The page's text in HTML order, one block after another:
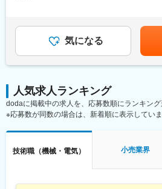
名（男性6名・女性2名）のエンジニ
途入社。
20代の社員から豊富な知識を持つベ
みで、残業も少ないから働きやすい
活躍できる環境で仕事を楽しめます。
変更の範囲：会社の定める業務
・保守計画の立案
・進捗管理
部の設備責任者として、全事業所の
予定です。
休暇やﾊﾞｰｽﾃﾞｲ休日の制度も整って
また、会社としてコンプライアンス
り：夜勤担当の方には25％割り増し
までも目安の金額であり、選考を通
す。月給(月額)は固定手当を含めた表
気になる
人気求人ランキング
dodaに掲載中の求人を、応募数順にランキング
※応募数が同数の場合は、新着順に表示していま
技術職（機械・電気） 小売業界